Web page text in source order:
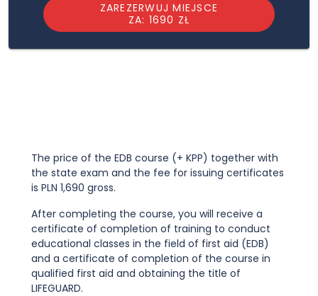
ZAREZERWUJ MIEJSCE
ZA: 1690 ZŁ
The price of the EDB course (+ KPP) together with
the state exam and the fee for issuing certificates
is PLN 1,690 gross.
After completing the course, you will receive a
certificate of completion of training to conduct
educational classes in the field of first aid (EDB)
and a certificate of completion of the course in
qualified first aid and obtaining the title of
LIFEGUARD.